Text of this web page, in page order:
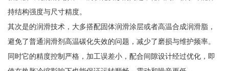
持结构强度与尺寸精度。
其次是的润滑技术，大多搭配固体润滑涂层或者高温合成润滑脂，
避免了普通润滑剂高温碳化失效的问题，减少了磨损与维护频率。
同时它的精度控制严格，加工误差小，配合间隙设计经过优化，即